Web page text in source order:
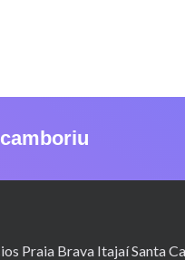
Praia Brava Itajaí Santa